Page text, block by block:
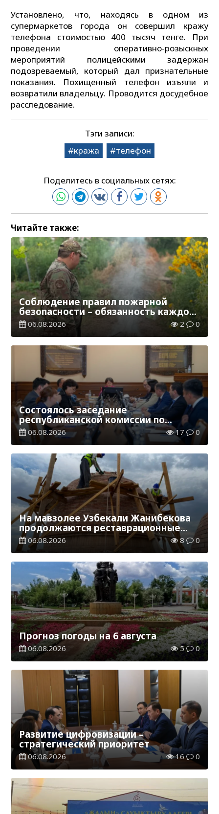
Установлено, что, находясь в одном из
супермаркетов города он совершил кражу
телефона стоимостью 400 тысяч тенге. При
проведении оперативно-розыскных
мероприятий полицейскими задержан
подозреваемый, который дал признательные
показания. Похищенный телефон изъяли и
возвратили владельцу. Проводится досудебное
расследование.
Тэги записи:
кража
телефон
Поделитесь в социальных сетях:
Читайте также:
Соблюдение правил пожарной
безопасности – обязанность каждого
гражданина
06.08.2026 2 0
Состоялось заседание
республиканской комиссии по
присуждению образовательных
грантов
06.08.2026 17 0
На мавзолее Узбекали Жанибекова
продолжаются реставрационные
работы
06.08.2026 8 0
Прогноз погоды на 6 августа
06.08.2026 5 0
Развитие цифровизации –
стратегический приоритет
06.08.2026 16 0